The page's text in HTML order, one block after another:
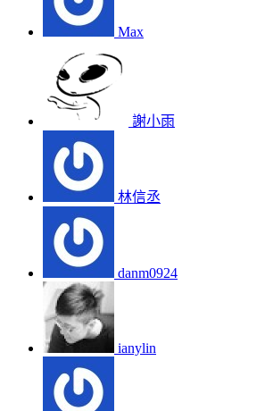
Max
謝小雨
林信丞
danm0924
ianylin